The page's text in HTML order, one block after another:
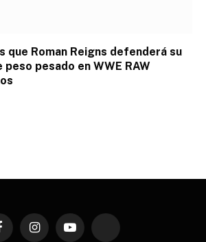
que Roman Reigns defenderá su
pesado en WWE RAW
InstagramYouTube TikTok